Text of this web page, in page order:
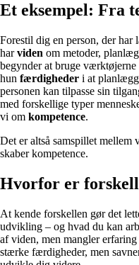
Et eksempel: Fra
Forestil dig en person, der har
harviden om metoder,
begynder at bruge
hun færdigheder i at
personen kan tilpasse sin
med forskellige typer
vi om kompetence.
Det er altså samspillet
skaber kompetence.
Hvorfor er
At kende forskellen gør det
udvikling – og hvad du kan
af viden, men mangler
stærke færdigheder, men